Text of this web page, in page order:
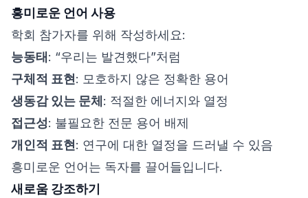
흥미로운 언어 사용
학회 참가자를 위해 작성하세요:
능동태 : “우리는 발견했다”처럼
구체적 표현: 모호하지 않은 정확한 용어
생동감 있는 문체 : 적절한 에너지와 열정
접근성: 불필요한 전문 용어 배제
개인적 표현: 연구에 대한 열정을 드러낼 수 있음
흥미로운 언어는 독자를 끌어들입니다.
새로움 강조하기